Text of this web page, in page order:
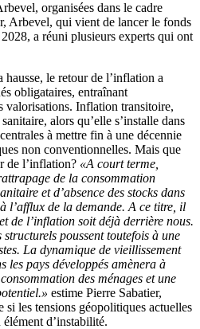
organisées dans le cadre
Arbevel, qui vient de lancer le fonds
a réuni plusieurs experts qui ont
le retour de l’inflation a
obligataires, entraînant
valorisations. Inflation transitoire,
alors qu’elle s’installe dans
à mettre fin à une décennie
non conventionnelles. Mais que
de l’inflation? «A court terme,
de la consommation
et d’absence des stocks dans
l’afflux de la demande. A ce titre, il
de l’inflation soit déjà derrière nous.
poussent toutefois à une
La dynamique de vieillissement
les pays développés amènera à
des ménages et une
estime Pierre Sabatier,
si les tensions géopolitiques actuelles
d’instabilité.